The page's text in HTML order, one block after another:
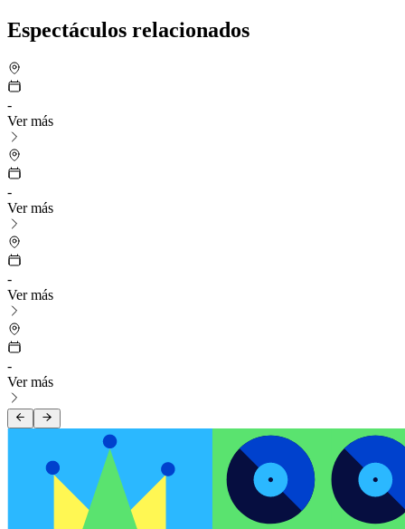
Espectáculos relacionados
-
Ver más
-
Ver más
-
Ver más
-
Ver más